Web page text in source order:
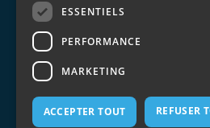
Mentions
Retraite
Prévoyance
Dépendance
Aidants
ESSENTIELS
PERFORMANCE
MARKETING
ACCEPTER TOUT REFUSER